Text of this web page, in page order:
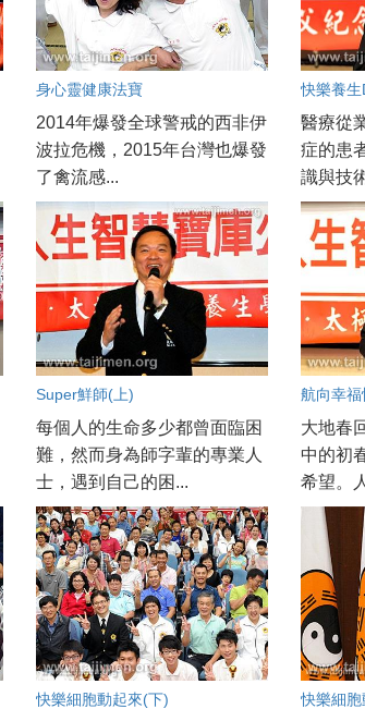
身心靈健康法寶
2014年爆發全球警戒的西非伊
波拉危機，2015年台灣也爆發
了禽流感...
快樂養生
醫療從
症的患
識與技
Super鮮師(上)
每個人的生命多少都曾面臨困
難，然而身為師字輩的專業人
士，遇到自己的困...
航向幸
大地春
中的初
希望。
快樂細胞動起來(下) 快樂細